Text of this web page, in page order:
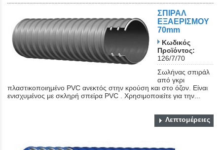
ΣΠΙΡΑΛ
ΕΞΑΕΡΙΣΜΟΥ
70mm
Κωδικός
Προϊόντος:
126/7/70
Σωλήνας σπιράλ
από γκρι
πλαστικοποιημένο PVC ανεκτός στην κρούση και στο όζον. Είναι
ενισχυμένος με σκληρή σπείρα PVC . Χρησιμοποιείτε για την...
Λεπτομέρειες